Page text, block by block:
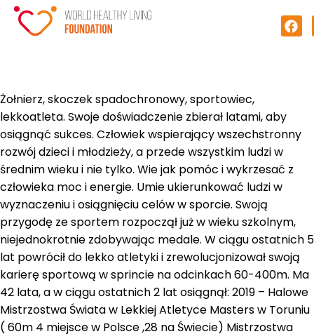
Żołnierz, skoczek spadochronowy, sportowiec,
lekkoatleta. Swoje doświadczenie zbierał latami, aby
osiągnąć sukces. Człowiek wspierający wszechstronny
rozwój dzieci i młodzieży, a przede wszystkim ludzi w
średnim wieku i nie tylko. Wie jak pomóc i wykrzesać z
człowieka moc i energie. Umie ukierunkować ludzi w
wyznaczeniu i osiągnięciu celów w sporcie. Swoją
przygodę ze sportem rozpoczął już w wieku szkolnym,
niejednokrotnie zdobywając medale. W ciągu ostatnich 5
lat powrócił do lekko atletyki i zrewolucjonizował swoją
karierę sportową w sprincie na odcinkach 60-400m. Ma
42 lata, a w ciągu ostatnich 2 lat osiągnął: 2019 – Halowe
Mistrzostwa Świata w Lekkiej Atletyce Masters w Toruniu
( 60m 4 miejsce w Polsce ,28 na Świecie) Mistrzostwa